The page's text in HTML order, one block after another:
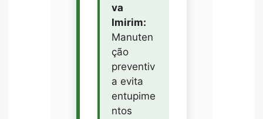
va
Imirim:
Manuten
ção
preventiv
a evita
entupime
ntos